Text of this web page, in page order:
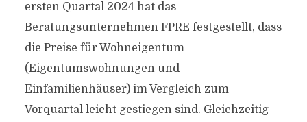
ersten Quartal 2024 hat das
Beratungsunternehmen FPRE festgestellt, dass
die Preise für Wohneigentum
(Eigentumswohnungen und
Einfamilienhäuser) im Vergleich zum
Vorquartal leicht gestiegen sind. Gleichzeitig